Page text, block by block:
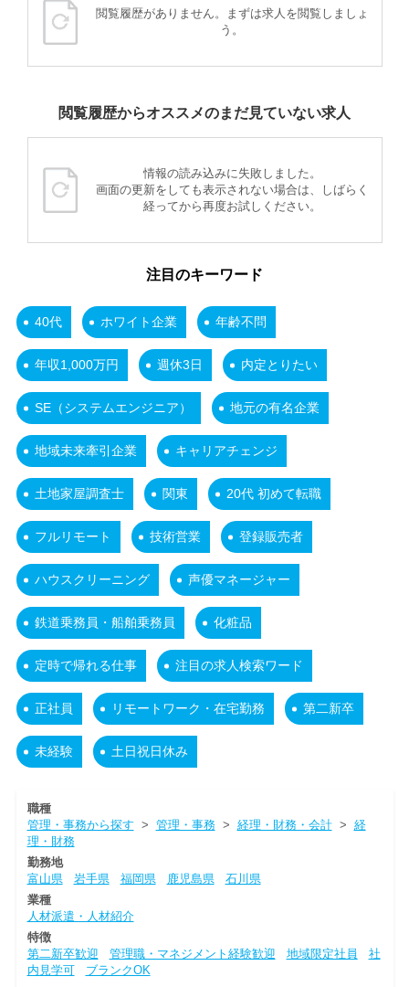
閲覧履歴がありません。まずは求人を閲覧しましょ
う。
閲覧履歴からオススメのまだ見ていない求人
情報の読み込みに失敗しました。
画面の更新をしても表示されない場合は、しばらく
経ってから再度お試しください。
注目のキーワード
40代 ホワイト企業 年齢不問
年収1,000万円 週休3日 内定とりたい
SE（システムエンジニア） 地元の有名企業
地域未来牽引企業 キャリアチェンジ
土地家屋調査士 関東 20代 初めて転職
フルリモート 技術営業 登録販売者
ハウスクリーニング 声優マネージャー
鉄道乗務員・船舶乗務員 化粧品
定時で帰れる仕事 注目の求人検索ワード
正社員 リモートワーク・在宅勤務 第二新卒
未経験 土日祝日休み
職種
管理・事務から探す > 管理・事務> 経理・財務・会計> 経
理・財務
勤務地
富山県
岩手県 福岡県 鹿児島県
石川県
業種
人材派遣・人材紹介
特徴
第二新卒歓迎
管理職・マネジメント経験歓迎 地域限定社員
社
内見学可
ブランクOK